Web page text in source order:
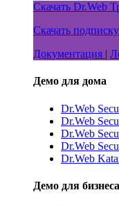
Скачать Dr.Web
Скачать подписку
Документация |
Демо для дома
Dr.Web
Dr.Web
Dr.Web
Dr.Web
Dr.Web
Демо для бизнеса